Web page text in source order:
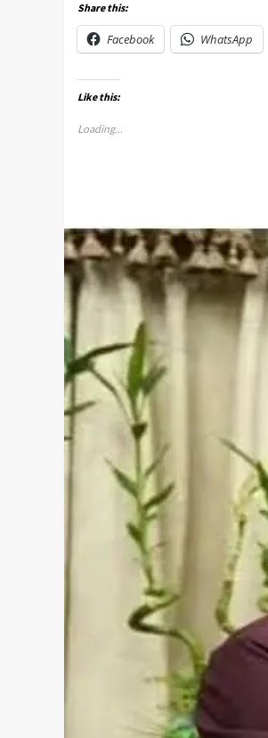
Share this:
Facebook WhatsApp
Like this:
Loading...